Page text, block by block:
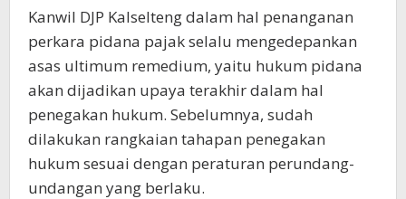
Kanwil DJP Kalselteng dalam hal penanganan
perkara pidana pajak selalu mengedepankan
asas ultimum remedium, yaitu hukum pidana
akan dijadikan upaya terakhir dalam hal
penegakan hukum. Sebelumnya, sudah
dilakukan rangkaian tahapan penegakan
hukum sesuai dengan peraturan perundang-
undangan yang berlaku.